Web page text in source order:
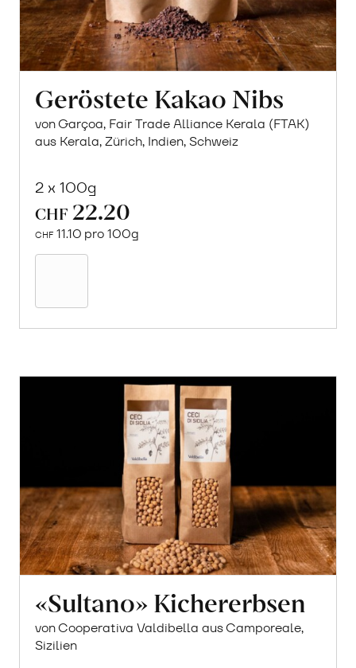
Geröstete Kakao Nibs
von Garçoa, Fair Trade Alliance Kerala (FTAK)
aus Kerala, Zürich, Indien, Schweiz
2 x 100g
CHF 22.20
CHF 11.10 pro 100g
«Sultano» Kichererbsen
von Cooperativa Valdibella aus Camporeale,
Sizilien